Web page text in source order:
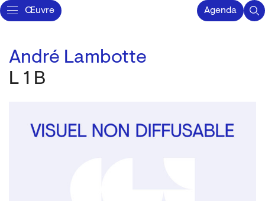
Œuvre Agenda
André Lambotte
L 1 B